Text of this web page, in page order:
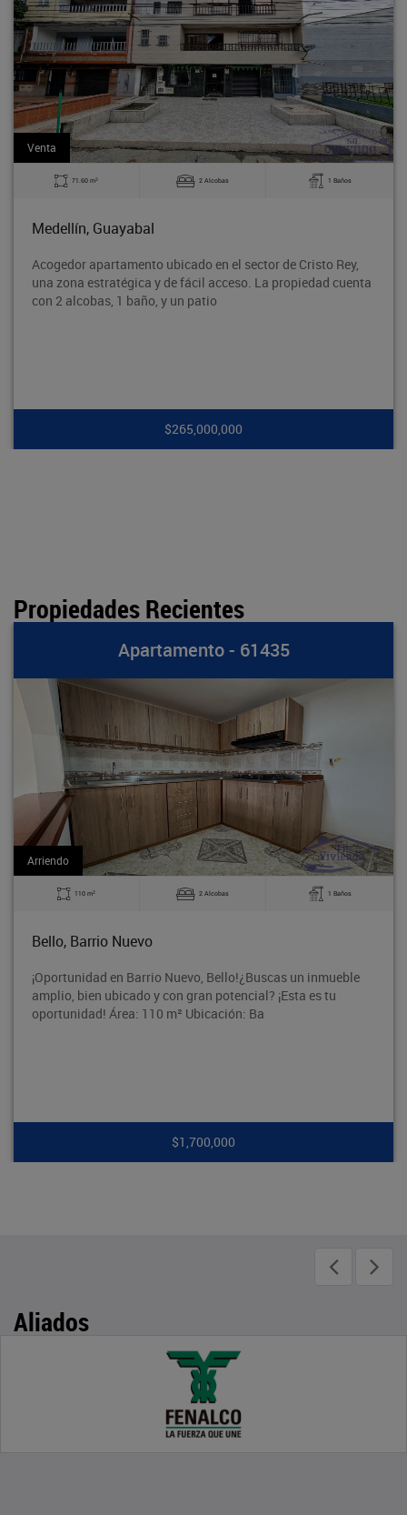
2 Alcobas 1 Baños
en el sector de Cristo Rey,
fácil acceso. La propiedad cuenta
un patio
Arriendo
110 m 2
Alquila esta cómoda y
Rodeo Norte de
Propiedades Recientes
- 61435
2 Alcobas 1 Baños
Nuevo, Bello!¿Buscas un inmueble
y con gran potencial? ¡Esta es tu
110 m² Ubicación: Ba
Arriendo
Ubicado en una
vías
Aliados